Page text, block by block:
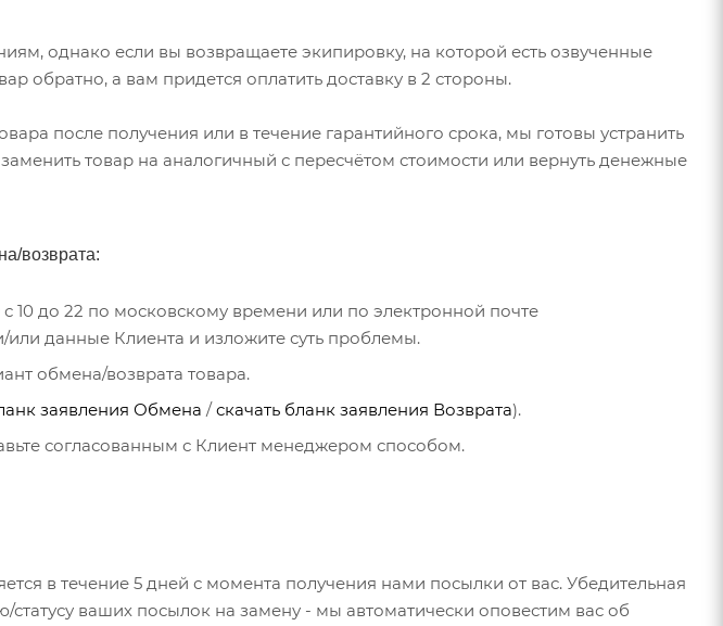
однако если вы возвращаете экипировку, на которой есть озвученные
обратно, а вам придется оплатить доставку в 2 стороны.
после получения или в течение гарантийного срока, мы готовы устранить
товар на аналогичный с пересчётом стоимости или вернуть денежные
возврата:
10 до 22 по московскому времени или по электронной почте
или данные Клиента и изложите суть проблемы.
обмена/возврата товара.
заявления Обмена /скачать бланк заявления Возврата).
согласованным с Клиент менеджером способом.
в течение 5 дней с момента получения нами посылки от вас. Убедительная
ваших посылок на замену - мы автоматически оповестим вас об